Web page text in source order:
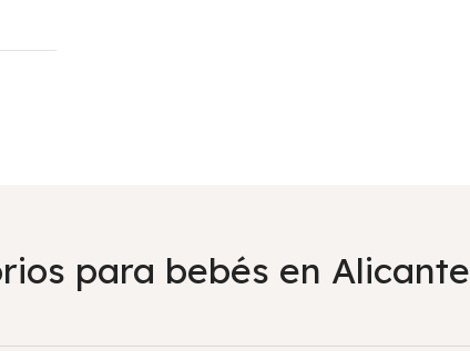
para bebés en Alicante